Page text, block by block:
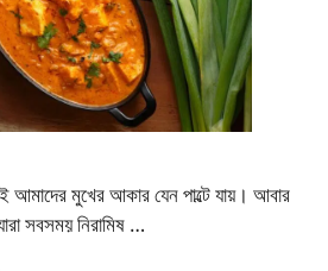
আমাদের মুখের আকার যেন পাল্টে যায়। আবার
সবসময় নিরামিষ …